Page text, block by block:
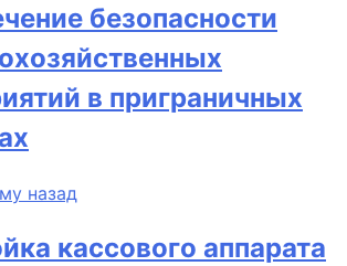
безопасности
в приграничных
назад
кассового аппарата